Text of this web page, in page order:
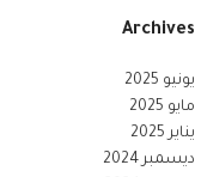
Archives
يونيو 2025
مايو 2025
يناير 2025
ديسمبر 2024